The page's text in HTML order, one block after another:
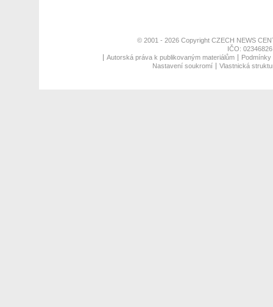
© 2001 - 2026 Copyright CZECH NEWS
IČO:
Autorská práva k publikovaným materiálům
Nastavení soukromí
Vlastnická